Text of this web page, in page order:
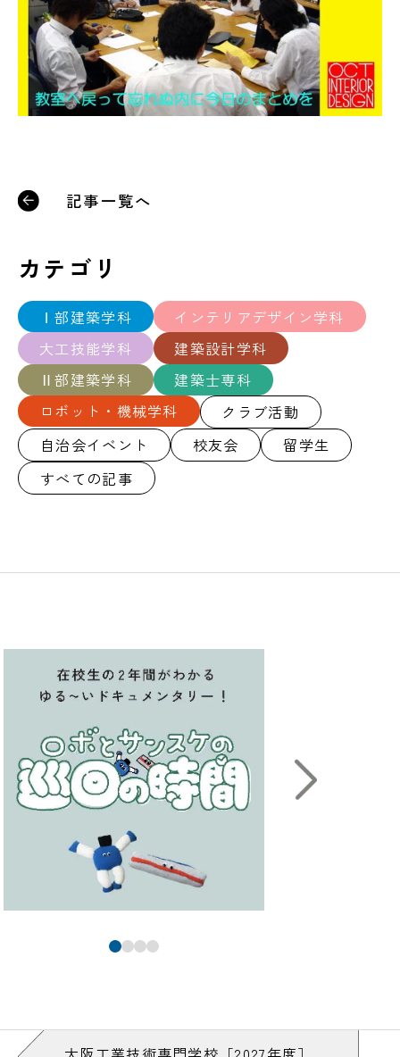
記事一覧へ
カテゴリ
Ⅰ部建築学科
インテリアデザイン学科
大工技能学科
建築設計学科
Ⅱ部建築学科
建築士専科
ロボット・機械学科
クラブ活動
自治会イベント
校友会
留学生
すべての記事